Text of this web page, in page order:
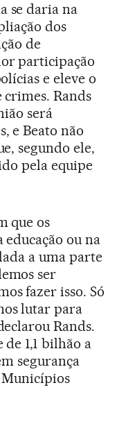
se daria na
dos
de
participação
e eleve o
Rands
será
e Beato não
segundo ele,
pela equipe
que os
ou na
a uma parte
ser
fazer isso. Só
lutar para
Rands.
1,1 bilhão a
segurança
Municípios